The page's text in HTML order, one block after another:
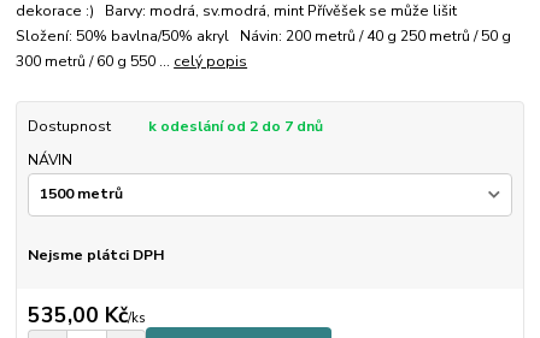
dekorace :) Barvy: modrá, sv.modrá, mint Přívěšek se může lišit
Složení: 50% bavlna/50% akryl Návin: 200 metrů / 40 g 250 metrů / 50 g
300 metrů / 60 g 550 ... celý popis
Dostupnost
k odeslání od 2 do 7 dnů
NÁVIN
Nejsme plátci DPH
535,00 Kč/ks